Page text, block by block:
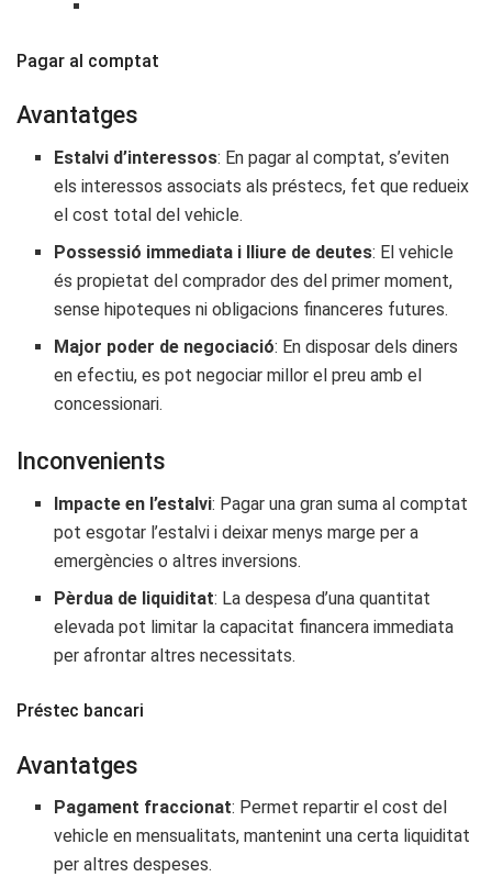
Pagar al comptat
Avantatges
Estalvi d’interessos: En pagar al comptat, s’eviten
els interessos associats als préstecs, fet que redueix
el cost total del vehicle.
Possessió immediata i lliure de deutes: El vehicle
és propietat del comprador des del primer moment,
sense hipoteques ni obligacions financeres futures.
Major poder de negociació: En disposar dels diners
en efectiu, es pot negociar millor el preu amb el
concessionari.
Inconvenients
Impacte en l’estalvi: Pagar una gran suma al comptat
pot esgotar l’estalvi i deixar menys marge per a
emergències o altres inversions.
Pèrdua de liquiditat: La despesa d’una quantitat
elevada pot limitar la capacitat financera immediata
per afrontar altres necessitats.
Préstec bancari
Avantatges
Pagament fraccionat: Permet repartir el cost del
vehicle en mensualitats, mantenint una certa liquiditat
per altres despeses.